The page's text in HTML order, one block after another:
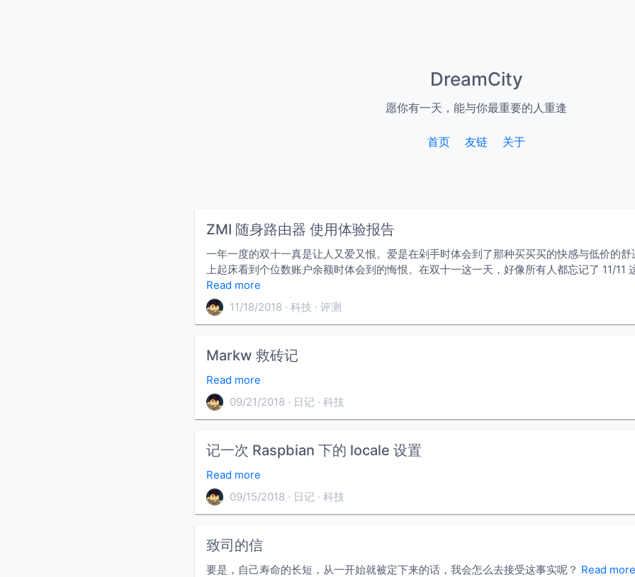
DreamCity
愿你有一天，能与你最重要的人重逢
首页 友链 关于
ZMI 随身路由器 使用体验报告
一年一度的双十一真是让人又爱又恨。爱是在剁手时体会到了那种买买买的快感与低价的
上起床看到个位数账户余额时体会到的悔恨。在双十一这一天，好像所有人都忘记了 11/11
Read more
11/18/2018
科技 评测
Markw 救砖记
Read more
09/21/2018
日记 科技
记一次 Raspbian 下的 locale 设置
Read more
09/15/2018
日记 科技
致司的信
要是，自己寿命的长短，从一开始就被定下来的话，我会怎么去接受这事实呢？ Read more